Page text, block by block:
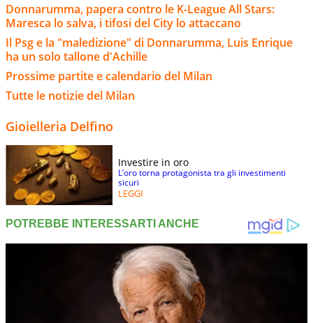
Donnarumma, papera contro le K-League All Stars:
Maresca lo salva, i tifosi del City lo attaccano
Il Psg e la "maledizione" di Donnarumma, Luis Enrique
ha un solo tallone d'Achille
Prossime partite e calendario del Milan
Tutte le notizie del Milan
Gioielleria Delfino
Investire in oro
L’oro torna protagonista tra gli investimenti
sicuri
LEGGI